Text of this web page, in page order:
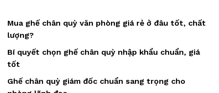
Mua ghế chân quỳ văn phòng giá rẻ ở đâu tốt, chất
lượng?
Bí quyết chọn ghế chân quỳ nhập khẩu chuẩn, giá
tốt
Ghế chân quỳ giám đốc chuẩn sang trọng cho